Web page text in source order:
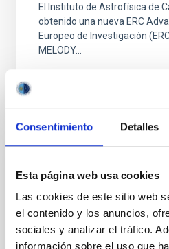
Consentimiento Detalles
Esta página web usa cookies
Las cookies de este sitio web
el contenido y los anuncios,
sociales y analizar el tráfico.
información sobre el uso que
El Instituto de Astrofísica de
obtenido una nueva ERC
Europeo de Investigación
MELODY...
NOTICIA
El IAC organiza una
oportunidades del ERC
Europa